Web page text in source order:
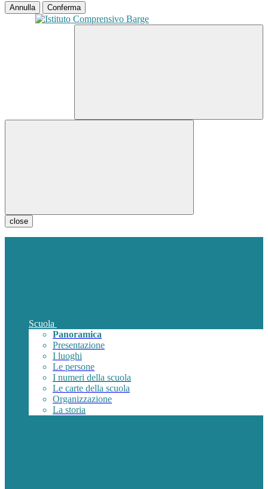
Annulla Conferma
close
Scuola
Panoramica
Presentazione
I luoghi
Le persone
I numeri della scuola
Le carte della scuola
Organizzazione
La storia